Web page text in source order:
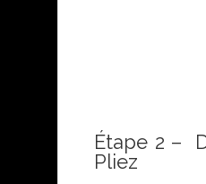
Étape 2 –
Pliez